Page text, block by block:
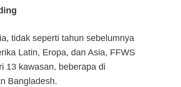
tidak seperti tahun sebelumnya
Latin, Eropa, dan Asia, FFWS
13 kawasan, beberapa di
Bangladesh.